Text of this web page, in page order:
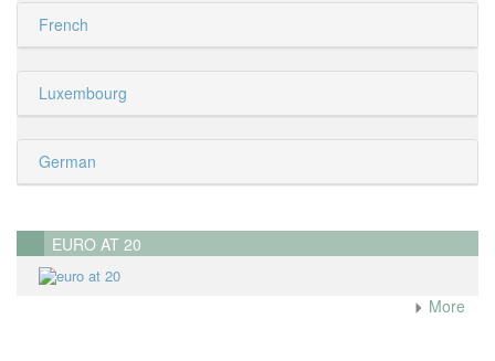
French
Luxembourg
German
EURO AT 20
More